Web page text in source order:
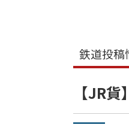
鉄道投稿
【JR